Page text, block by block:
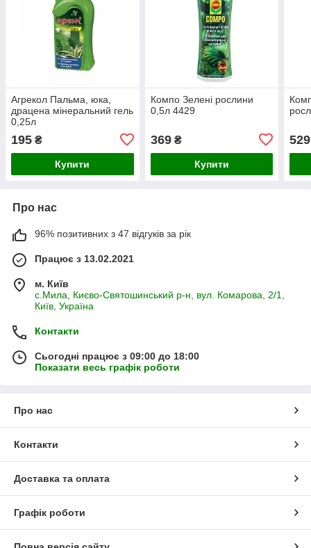
Агрекол Пальма, юка,
драцена мінеральний гель
0,25л
195 ₴
Купити
Компо Зелені рослини
0,5л 4429
369₴
Купити
529
Про нас
96% позитивних з 47 відгуків за рік
Працює з 13.02.2021
м. Київ
с.Мила, Києво-Святошинський р-н, вул. Комарова, 2/1,
Київ, Україна
Контакти
Сьогодні працює з 09:00 до 18:00
Показати весь графік роботи
Про нас
Контакти
Доставка та оплата
Графік роботи